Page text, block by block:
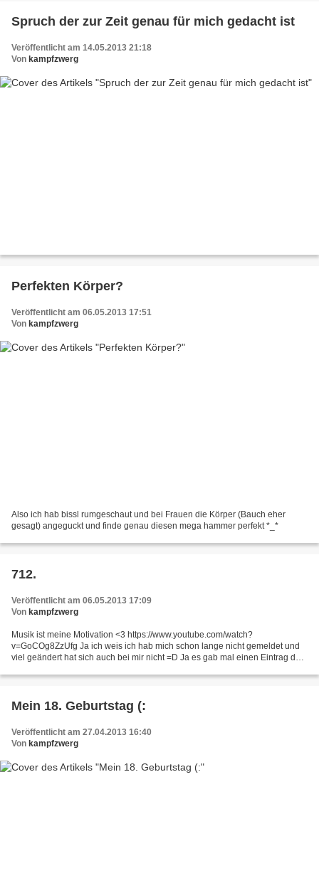
Spruch der zur Zeit genau für mich gedacht ist
Veröffentlicht am 14.05.2013 21:18
Von kampfzwerg
Perfekten Körper?
Veröffentlicht am 06.05.2013 17:51
Von kampfzwerg
Also ich hab bissl rumgeschaut und bei Frauen die Körper (Bauch eher
gesagt) angeguckt und finde genau diesen mega hammer perfekt *_*
712.
Veröffentlicht am 06.05.2013 17:09
Von kampfzwerg
Musik ist meine Motivation <3 https://www.youtube.com/watch?
v=GoCOg8ZzUfg Ja ich weis ich hab mich schon lange nicht gemeldet und
viel geändert hat sich auch bei mir nicht =D Ja es gab mal einen Eintrag das
Mein 18. Geburtstag (:
Veröffentlicht am 27.04.2013 16:40
Von kampfzwerg